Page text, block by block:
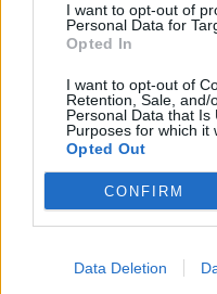
I want to opt-out of
Personal Data for
Opted In
I want to opt-out of
Retention, Sale, and/
Personal Data that Is
Purposes for which it
Opted Out
CONFIRM
Data Deletion